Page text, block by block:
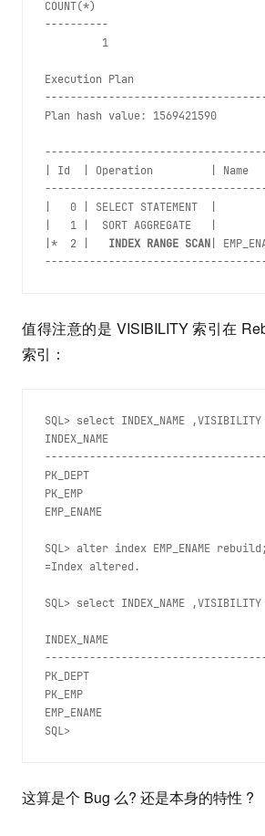
COUNT(*)
----------
         1
Execution Plan
Plan hash value: 1569421590
| Id  | Operation         | Name
|   0 | SELECT STATEMENT
|   1 |  SORT
|*  2 | INDEX RANGE SCAN|
值得注意的是 VISIBILITY 索引在
索引：
SQL> select INDEX_NAME
INDEX_NAME
PK_DEPT
PK_EMP
SQL> alter index EMP_ENAME rebuild;
=Index altered.
SQL> select INDEX_NAME
INDEX_NAME
PK_DEPT
PK_EMP
SQL>
这算是个 Bug 么? 还是本身的特性 ?